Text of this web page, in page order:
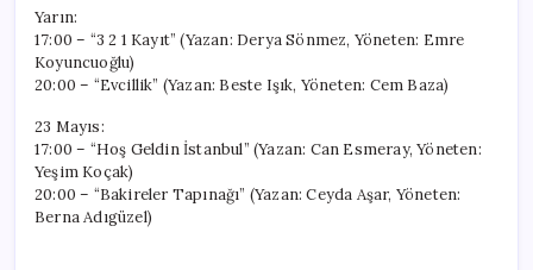
Yarın:
17:00 – “3 2 1 Kayıt” (Yazan: Derya Sönmez, Yöneten: Emre
Koyuncuoğlu)
20:00 – “Evcillik” (Yazan: Beste Işık, Yöneten: Cem Baza)
23 Mayıs:
17:00 – “Hoş Geldin İstanbul” (Yazan: Can Esmeray, Yöneten:
Yeşim Koçak)
20:00 – “Bakireler Tapınağı” (Yazan: Ceyda Aşar, Yöneten:
Berna Adıgüzel)